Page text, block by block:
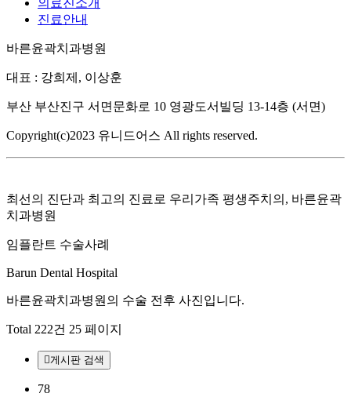
의료진소개
진료안내
바른윤곽치과병원
대표 : 강희제, 이상훈
부산 부산진구 서면문화로 10 영광도서빌딩 13-14층 (서면)
Copyright(c)2023 유니드어스 All rights reserved.
최선의 진단과 최고의 진료로 우리가족 평생주치의, 바른윤곽
치과병원
임플란트 수술사례
Barun Dental Hospital
바른윤곽치과병원의 수술 전후 사진입니다.
Total 222건 25 페이지
게시판 검색
78